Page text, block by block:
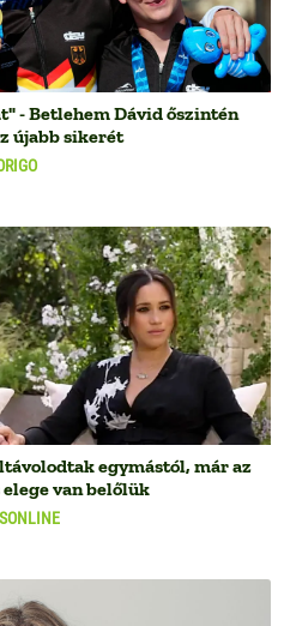
- Betlehem Dávid őszintén
újabb sikerét
egymástól, már az
van belőlük